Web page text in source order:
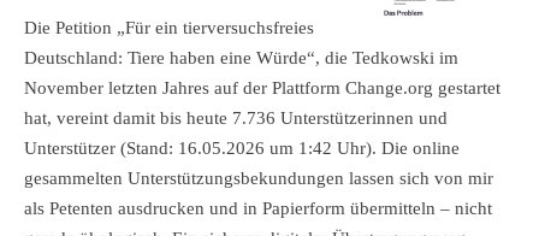
Die Petition „Für ein tierversuchsfreies
Deutschland: Tiere haben eine Würde“, die Tedkowski im
November letzten Jahres auf der Plattform Change.org gestartet
hat, vereint damit bis heute 7.736 Unterstützerinnen und
Unterstützer (Stand: 16.05.2026 um 1:42 Uhr). Die online
gesammelten Unterstützungsbekundungen lassen sich von mir
als Petenten ausdrucken und in Papierform übermitteln – nicht